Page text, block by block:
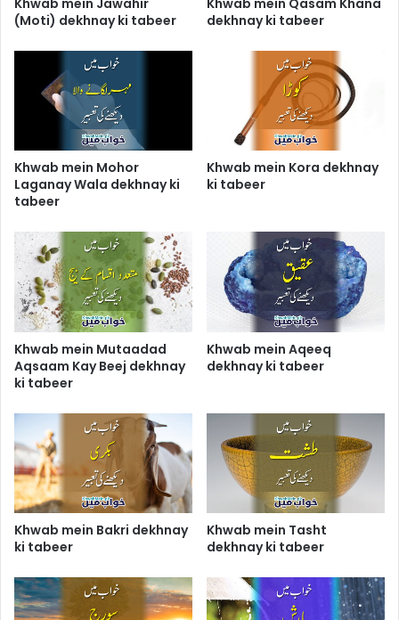
(Moti) dekhnay ki tabeer
dekhnay ki tabeer
Khwab mein Mohor
Laganay Wala dekhnay ki
tabeer
Khwab mein Kora dekhnay
ki tabeer
Khwab mein Mutaadad
Aqsaam Kay Beej dekhnay
ki tabeer
Khwab mein Aqeeq
dekhnay ki tabeer
Khwab mein Bakri dekhnay
ki tabeer
Khwab mein Tasht
dekhnay ki tabeer